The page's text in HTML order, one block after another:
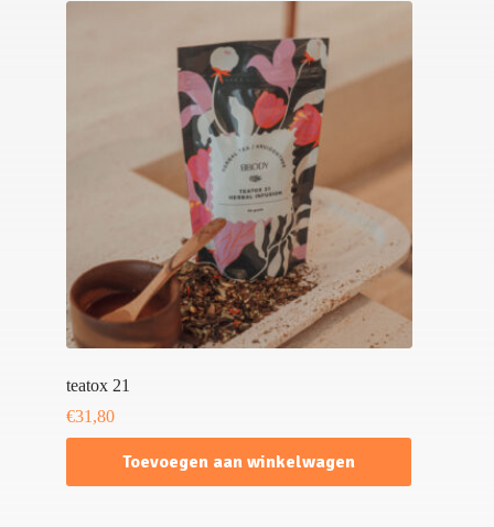
teatox 21
€31,80
Toevoegen aan winkelwagen